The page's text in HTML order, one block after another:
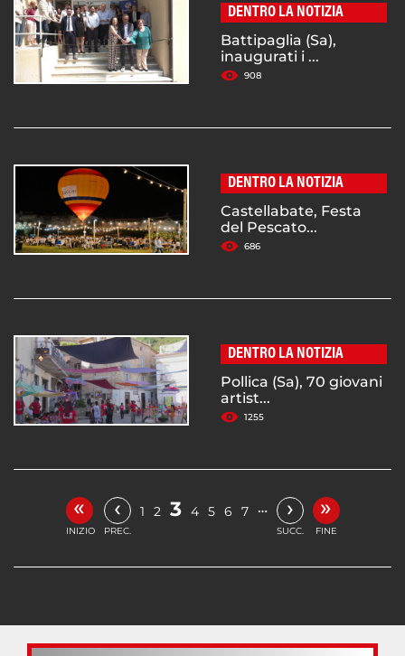
DENTRO LA NOTIZIA
Battipaglia (Sa),
inaugurati i ...
908
DENTRO LA NOTIZIA
Castellabate, Festa
del Pescato...
686
DENTRO LA NOTIZIA
Pollica (Sa), 70 giovani
artist...
1255
«
INIZIO
‹
PREC.
1 2 3 4 5 6 7 … ›
SUCC.
»
FINE